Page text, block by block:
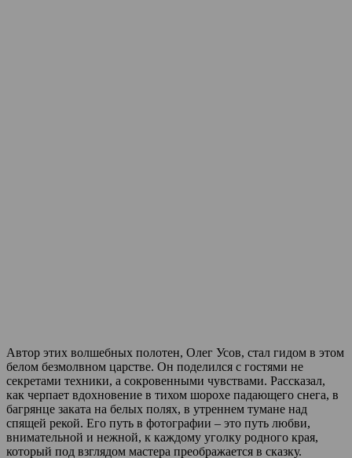
Автор этих волшебных полотен, Олег Усов, стал гидом в этом
белом безмолвном царстве. Он поделился с гостями не
секретами техники, а сокровенными чувствами. Рассказал,
как черпает вдохновение в тихом шорохе падающего снега, в
багрянце заката на белых полях, в утреннем тумане над
спящей рекой. Его путь в фотографии – это путь любви,
внимательной и нежной, к каждому уголку родного края,
который под взглядом мастера преображается в сказку.